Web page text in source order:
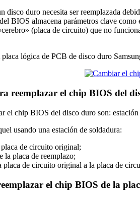
disco duro necesita ser reemplazada
BIOS almacena parámetros clave
(placa de circuito) que no
lógica de PCB de disco duro
reemplazar el chip BIOS del
el chip BIOS del disco duro son:
usando una estación de soldadura:
de circuito original;
la placa de reemplazo;
de circuito original a la placa de
el chip BIOS de la